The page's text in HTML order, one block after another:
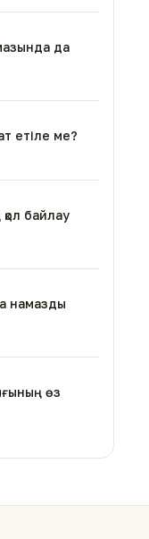
да
етіле ме?
байлау
намазды
өз